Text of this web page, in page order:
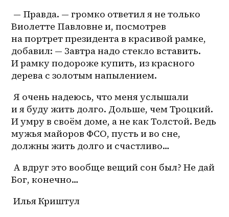
— Правда. — громко ответил я не только
Виолетте Павловне и, посмотрев
на портрет президента в красивой рамке,
добавил: — Завтра надо стекло вставить.
И рамку подороже купить, из красного
дерева с золотым напылением.
Я очень надеюсь, что меня услышали
и я буду жить долго. Дольше, чем Троцкий.
И умру в своём доме, а не как Толстой. Ведь
мужья майоров ФСО, пусть и во сне,
должны жить долго и счастливо…
Бог, конечно…
Илья Криштул